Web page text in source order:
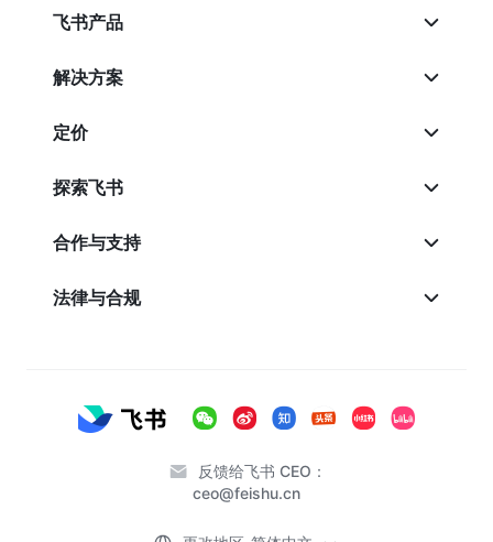
飞书产品
解决方案
定价
探索飞书
合作与支持
法律与合规
反馈给飞书 CEO：
ceo@feishu.cn